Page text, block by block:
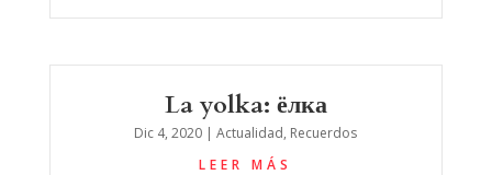
La yolka: ёлка
Dic 4, 2020 |Actualidad, Recuerdos
LEER MÁS